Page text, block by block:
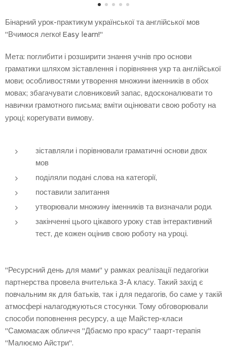
Бінарний урок-практикум української та англійської мов
"Вчимося легко! Easy learn!"
Мета: поглибити і розширити знання учнів про основи
граматики шляхом зіставлення і порівняння укр та англійської
мови; особливостями утворення множини іменників в обох
мовах; збагачувати словниковий запас, вдосконалювати то
навички грамотного письма; вміти оцінювати свою роботу на
уроці; корегувати вимову.
зіставляли і порівнювали граматичні основи двох
мов
поділяли подані слова на категорії,
поставили запитання
утворювали множину іменників та визначали роди.
закінченні цього цікавого уроку став інтерактивний
тест, де кожен оцінив свою роботу на уроці.
"Ресурсний день для мами" у рамках реалізації педагогіки
партнерства провела вчителька 3-А класу. Такий захід є
повчальним як для батьків, так і для педагогів, бо саме у такій
атмосфері налагоджуються стосунки. Тому обговорювали
способи поповнення ресурсу, а ще Майстер-класи
"Самомасаж обличчя "Дбаємо про красу" таарт-терапія
"Малюємо Айстри".